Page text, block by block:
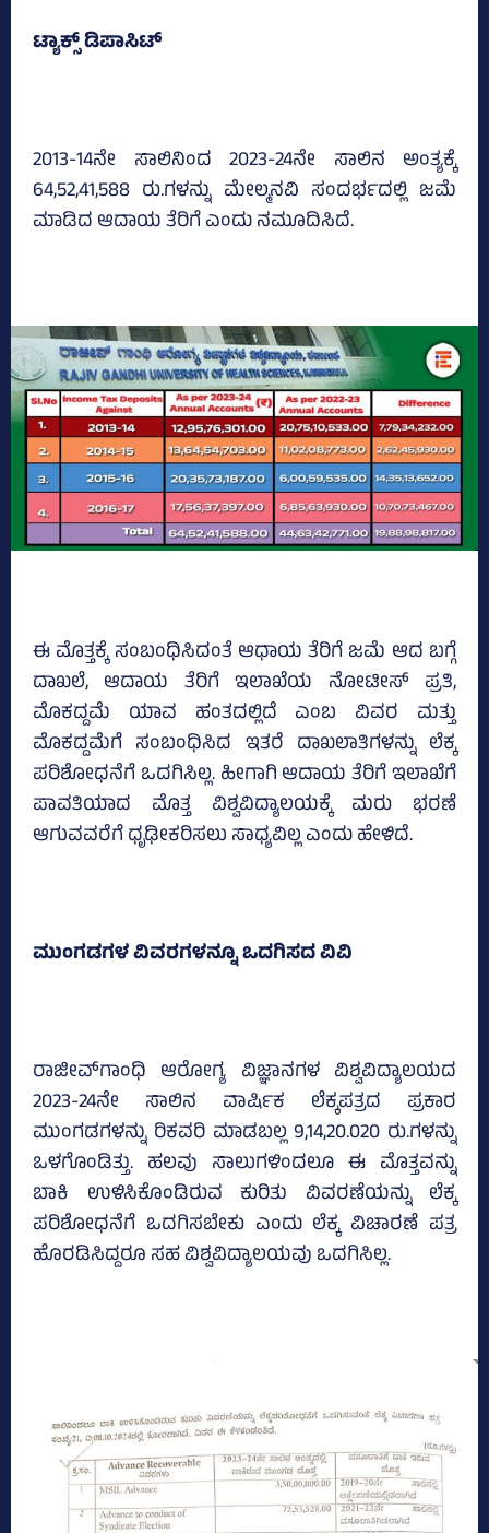
ಟ್ಯಾಕ್ಸ್‌ ಡಿಪಾಸಿಟ್‌
2013-14ನೇ ಸಾಲಿನಿಂದ 2023-24ನೇ ಸಾಲಿನ ಅಂತ್ಯಕ್ಕೆ
64,52,41,588 ರು.ಗಳನ್ನು ಮೇಲ್ಮನವಿ ಸಂದರ್ಭದಲ್ಲಿ ಜಮೆ
ಮಾಡಿದ ಆದಾಯ ತೆರಿಗೆ ಎಂದು ನಮೂದಿಸಿದೆ.
ಈ ಮೊತ್ತಕ್ಕೆ ಸಂಬಂಧಿಸಿದಂತೆ ಆಧಾಯ ತೆರಿಗೆ ಜಮೆ ಆದ ಬಗ್ಗೆ
ದಾಖಲೆ, ಆದಾಯ ತೆರಿಗೆ ಇಲಾಖೆಯ ನೋಟೀಸ್‌ ಪ್ರತಿ,
ಮೊಕದ್ದಮೆ ಯಾವ ಹಂತದಲ್ಲಿದೆ ಎಂಬ ವಿವರ ಮತ್ತು
ಮೊಕದ್ದಮೆಗೆ ಸಂಬಂಧಿಸಿದ ಇತರೆ ದಾಖಲಾತಿಗಳನ್ನು ಲೆಕ್ಕ
ಪರಿಶೋಧನೆಗೆ ಒದಗಿಸಿಲ್ಲ. ಹೀಗಾಗಿ ಆದಾಯ ತೆರಿಗೆ ಇಲಾಖೆಗೆ
ಪಾವತಿಯಾದ ಮೊತ್ತ ವಿಶ್ವವಿದ್ಯಾಲಯಕ್ಕೆ ಮರು ಭರಣೆ
ಆಗುವವರೆಗೆ ಧೃಢೀಕರಿಸಲು ಸಾಧ್ಯವಿಲ್ಲ ಎಂದು ಹೇಳಿದೆ.
ಮುಂಗಡಗಳ ವಿವರಗಳನ್ನೂ ಒದಗಿಸದ ವಿವಿ
ರಾಜೀವ್‌ಗಾಂಧಿ ಆರೋಗ್ಯ ವಿಜ್ಞಾನಗಳ ವಿಶ್ವವಿದ್ಯಾಲಯದ
2023-24ನೇ ಸಾಲಿನ ವಾರ್ಷಿಕ ಲೆಕ್ಕಪತ್ರದ ಪ್ರಕಾರ
ಮುಂಗಡಗಳನ್ನು ರಿಕವರಿ ಮಾಡಬಲ್ಲ 9,14,20.020 ರು.ಗಳನ್ನು
ಒಳಗೊಂಡಿತ್ತು. ಹಲವು ಸಾಲುಗಳಿಂದಲೂ ಈ ಮೊತ್ತವನ್ನು
ಬಾಕಿ ಉಳಿಸಿಕೊಂಡಿರುವ ಕುರಿತು ವಿವರಣೆಯನ್ನು ಲೆಕ್ಕ
ಪರಿಶೋಧನೆಗೆ ಒದಗಿಸಬೇಕು ಎಂದು ಲೆಕ್ಕ ವಿಚಾರಣೆ ಪತ್ರ
ಹೊರಡಿಸಿದ್ದರೂ ಸಹ ವಿಶ್ವವಿದ್ಯಾಲಯವು ಒದಗಿಸಿಲ್ಲ.